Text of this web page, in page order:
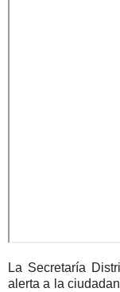
La Secretaría
alerta a la